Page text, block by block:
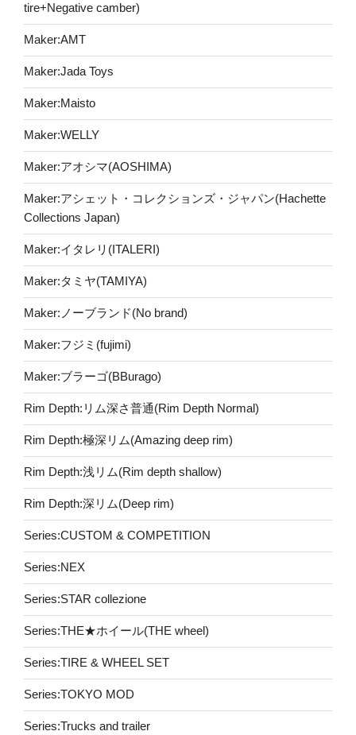
tire+Negative camber)
Maker:AMT
Maker:Jada Toys
Maker:Maisto
Maker:WELLY
Maker:アオシマ(AOSHIMA)
Maker:アシェット・コレクションズ・ジャパン(Hachette
Collections Japan)
Maker:イタレリ(ITALERI)
Maker:タミヤ(TAMIYA)
Maker:ノーブランド(No brand)
Maker:フジミ(fujimi)
Maker:ブラーゴ(BBurago)
Rim Depth:リム深さ普通(Rim Depth Normal)
Rim Depth:極深リム(Amazing deep rim)
Rim Depth:浅リム(Rim depth shallow)
Rim Depth:深リム(Deep rim)
Series:CUSTOM & COMPETITION
Series:NEX
Series:STAR collezione
Series:THE★ホイール(THE wheel)
Series:TIRE & WHEEL SET
Series:TOKYO MOD
Series:Trucks and trailer